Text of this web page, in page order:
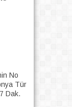
No
Tür
Dak.